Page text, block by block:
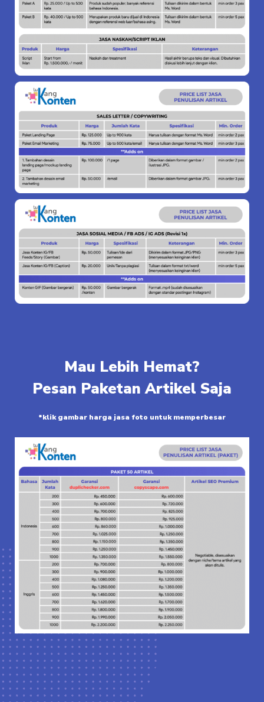
Mau Lebih Hemat?
Pesan Paketan Artikel Saja
*klik gambar harga jasa foto untuk memperbesar